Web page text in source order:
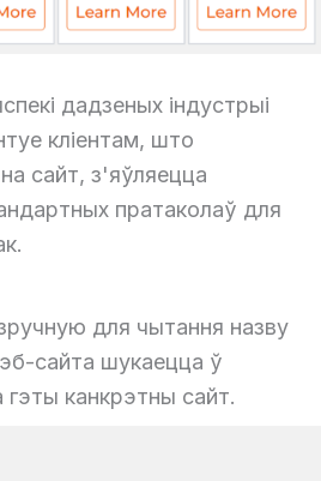
дадзеных індустрыі
кліентам, што
сайт, з'яўляецца
пратаколаў для
для чытання назву
сайта шукаецца ў
гэты канкрэтны сайт.